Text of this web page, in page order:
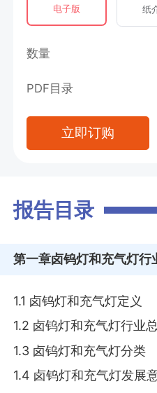
电子版 纸
数量
PDF目录
立即订购
报告目录
第一章卤钨灯和充气灯行
1.1 卤钨灯和充气灯定义
1.2 卤钨灯和充气灯行业
1.3 卤钨灯和充气灯分类
1.4 卤钨灯和充气灯发展